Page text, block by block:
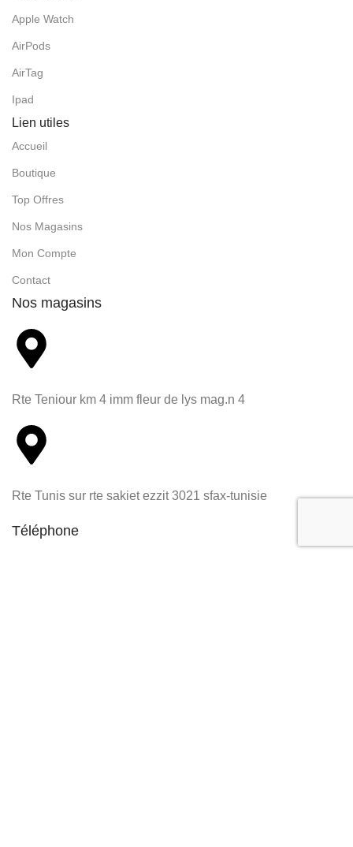
Apple Watch
AirPods
AirTag
Ipad
Lien utiles
Accueil
Boutique
Top Offres
Nos Magasins
Mon Compte
Contact
Nos magasins
Rte Teniour km 4 imm fleur de lys mag.n 4
Rte Tunis sur rte sakiet ezzit 3021 sfax-tunisie
Téléphone